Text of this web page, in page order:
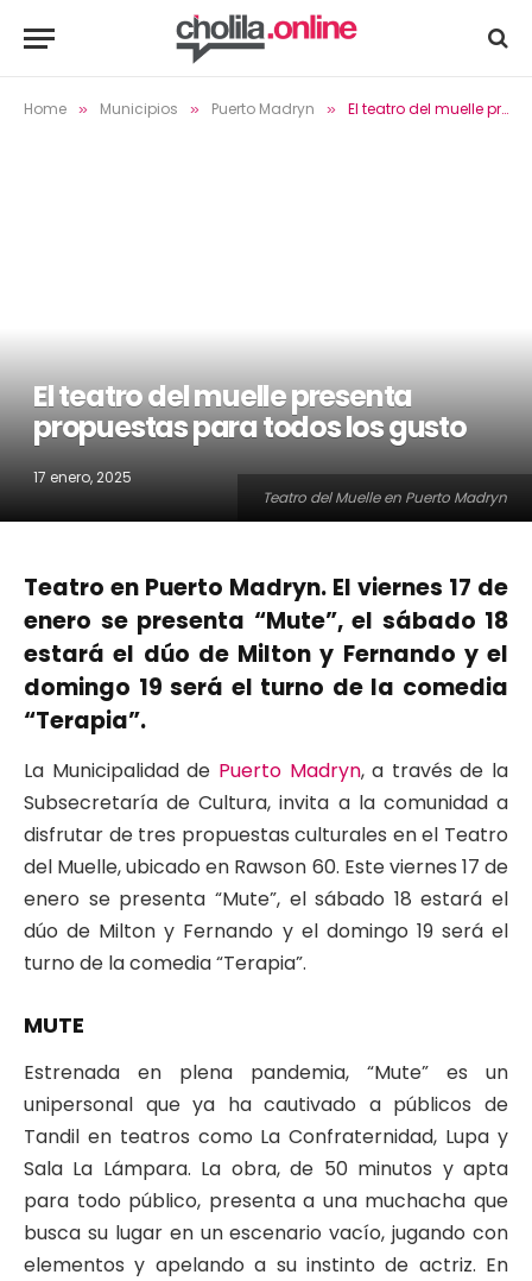
Home » Municipios » Puerto Madryn » El teatro del muelle presenta propuestas para todos los gusto
Teatro del Muelle en Puerto Madryn
El teatro del muelle presenta
propuestas para todos los gusto
17 enero, 2025
Teatro en Puerto Madryn. El viernes 17 de
enero se presenta “Mute”, el sábado 18
estará el dúo de Milton y Fernando y el
domingo 19 será el turno de la comedia
“Terapia”.
La Municipalidad de Puerto Madryn, a través de la
Subsecretaría de Cultura, invita a la comunidad a
disfrutar de tres propuestas culturales en el Teatro
del Muelle, ubicado en Rawson 60. Este viernes 17 de
enero se presenta “Mute”, el sábado 18 estará el
dúo de Milton y Fernando y el domingo 19 será el
turno de la comedia “Terapia”.
MUTE
Estrenada en plena pandemia, “Mute” es un
unipersonal que ya ha cautivado a públicos de
Tandil en teatros como La Confraternidad, Lupa y
Sala La Lámpara. La obra, de 50 minutos y apta
para todo público, presenta a una muchacha que
busca su lugar en un escenario vacío, jugando con
elementos y apelando a su instinto de actriz. En